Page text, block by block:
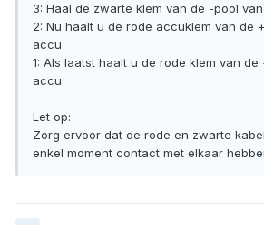
3: Haal de zwarte klem van de -pool
2: Nu haalt u de rode accuklem van de
accu
1: Als laatst haalt u de rode klem van
accu
Let op:
Zorg ervoor dat de rode en zwarte
enkel moment contact met elkaar